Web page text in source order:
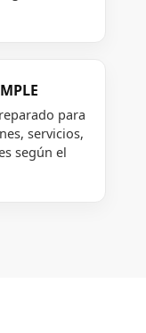
para
servicios,
según el